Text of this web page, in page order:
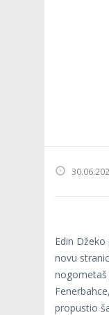
Edin
novu
propustio